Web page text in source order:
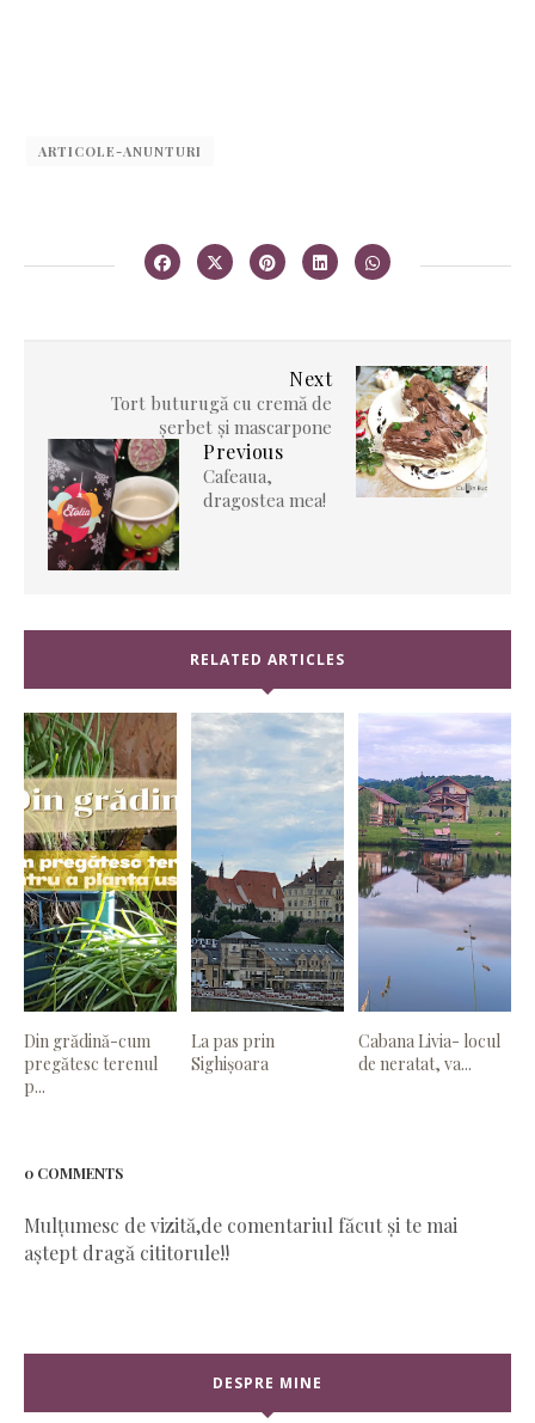
ARTICOLE-ANUNTURI
Next
Tort buturugă cu cremă de
șerbet și mascarpone
Previous
Cafeaua,
dragostea mea!
RELATED ARTICLES
Din grădină-cum
pregătesc terenul
p...
La pas prin
Sighișoara
Cabana Livia- locul
de neratat, va...
0 COMMENTS
Mulțumesc de vizită,de comentariul făcut și te mai
aștept dragă cititorule!!
DESPRE MINE